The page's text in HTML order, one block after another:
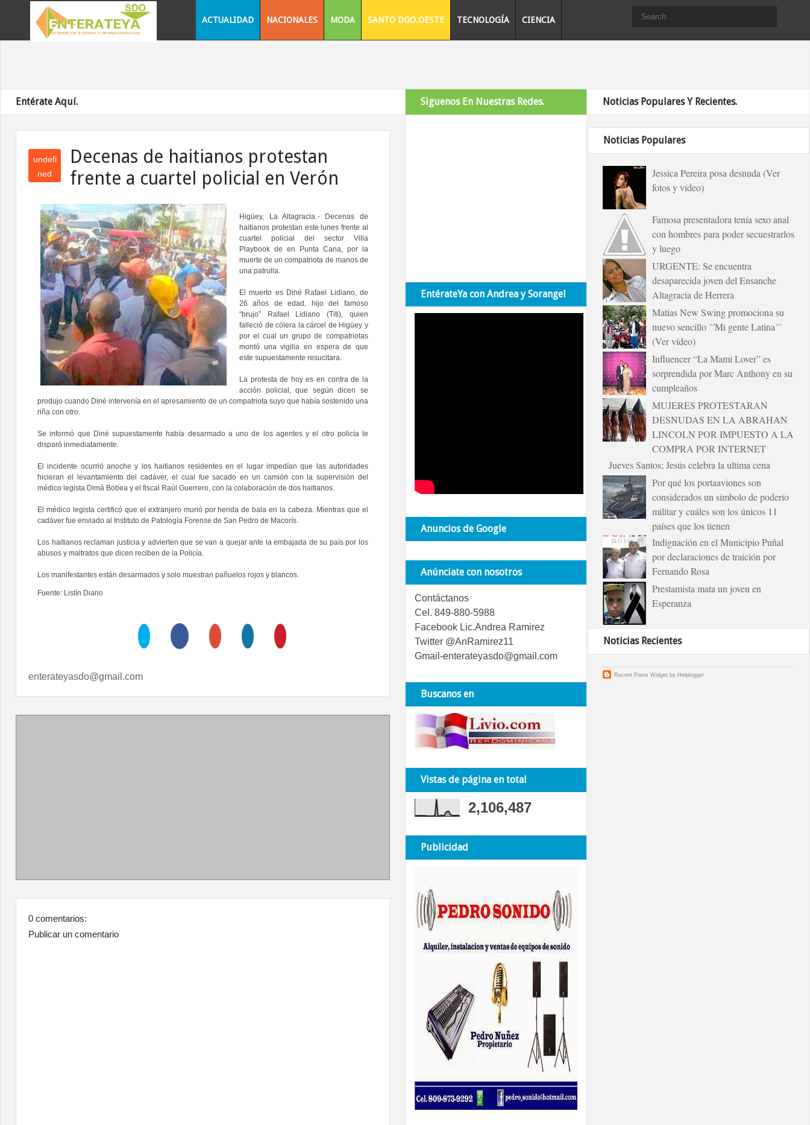
ACTUALIDAD NACIONALES MODA SANTO DGO.OESTE TECNOLOGÍA CIENCIA
Entérate Aquí.
undefi
ned
efin
ed
Decenas de haitianos protestan
frente a cuartel policial en Verón
Higüey, La Altagracia.- Decenas de
haitianos protestan este lunes frente al
cuartel policial del sector Villa
Playbook de en Punta Cana, por la
muerte de un compatriota de manos de
una patrulla.
El muerto es Diné Rafael Lidiano, de
26 años de edad, hijo del famoso
“brujo” Rafael Lidiano (Titi), quien
falleció de cólera la cárcel de Higüey y
por el cual un grupo de compatriotas
montó una vigilia en espera de que
este supuestamente resucitara.
La protesta de hoy es en contra de la
acción policial, que según dicen se
produjo cuando Diné intervenía en el apresamiento de un compatriota suyo que había sostenido una
riña con otro.
Se informó que Diné supuestamente había desarmado a uno de los agentes y el otro policía le
disparó inmediatamente.
El incidente ocurrió anoche y los haitianos residentes en el lugar impedían que las autoridades
hicieran el levantamiento del cadáver, el cual fue sacado en un camión con la supervisión del
médico legista Dimá Bobea y el fiscal Raúl Guerrero, con la colaboración de dos haitianos.
El médico legista certificó que el extranjero murió por herida de bala en la cabeza. Mientras que el
cadáver fue enviado al Instituto de Patología Forense de San Pedro de Macorís.
Los haitianos reclaman justicia y advierten que se van a quejar ante la embajada de su país por los
abusos y maltratos que dicen reciben de la Policía.
Los manifestantes están desarmados y solo muestran pañuelos rojos y blancos.
Fuente: Listín Diario
enterateyasdo@gmail.com
0 comentarios:
Publicar un comentario
Siguenos En Nuestras Redes.
EntérateYa con Andrea y Sorangel
Anuncios de Google
Anúnciate con nosotros
Contáctanos
Cel. 849-880-5988
Facebook Lic.Andrea Ramirez
Twitter @AnRamirez11
Gmail-enterateyasdo@gmail.com
Buscanos en
Vistas de página en total
2,106,487
Publicidad
Noticias Populares Y Recientes.
Noticias Populares
Jessica Pereira posa desnuda (Ver
fotos y vídeo)
Famosa presentadora tenía sexo anal
con hombres para poder secuestrarlos
y luego
URGENTE: Se encuentra
desaparecida joven del Ensanche
Altagracia de Herrera
Matias New Swing promociona su
nuevo sencillo ´´Mi gente Latina´´
(Ver vídeo)
Influencer “La Mami Lover” es
sorprendida por Marc Anthony en su
cumpleaños
MUJERES PROTESTARAN
DESNUDAS EN LA ABRAHAN
LINCOLN POR IMPUESTO A LA
COMPRA POR INTERNET
Jueves Santos; Jesús celebra la ultima cena
Por qué los portaaviones son
considerados un símbolo de poderío
militar y cuáles son los únicos 11
países que los tienen
Indignación en el Municipio Puñal
por declaraciones de traición por
Fernando Rosa
Prestamista mata un joven en
Esperanza
Noticias Recientes
Recent Posts Widgetby Helplogger